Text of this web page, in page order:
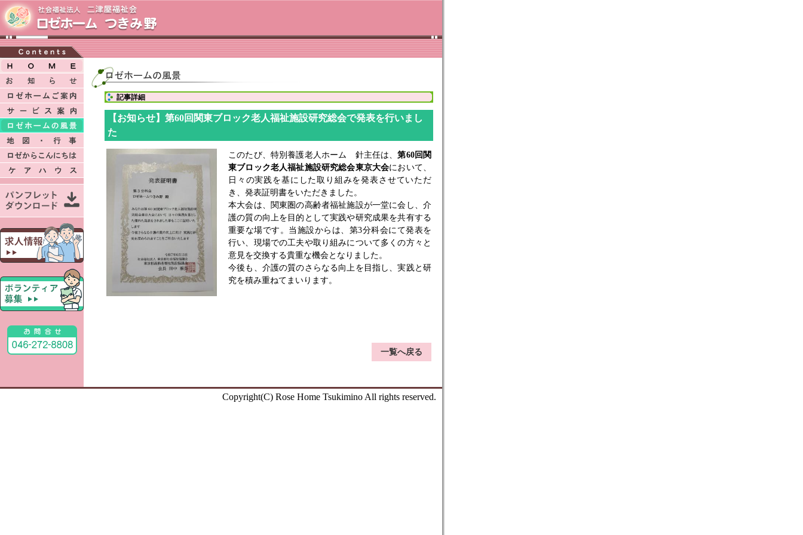
記事詳細
【お知らせ】第60回関東ブロック老人福祉施設研究総会で発表を行いまし
た
このたび、特別養護老人ホーム 針主任は、第60回関
東ブロック老人福祉施設研究総会東京大会において、
日々の実践を基にした取り組みを発表させていただ
き、発表証明書をいただきました。
本大会は、関東圏の高齢者福祉施設が一堂に会し、介
護の質の向上を目的として実践や研究成果を共有する
重要な場です。当施設からは、第3分科会にて発表を
行い、現場での工夫や取り組みについて多くの方々と
意見を交換する貴重な機会となりました。
今後も、介護の質のさらなる向上を目指し、実践と研
究を積み重ねてまいります。
一覧へ戻る
Copyright(C) Rose Home Tsukimino All rights reserved.